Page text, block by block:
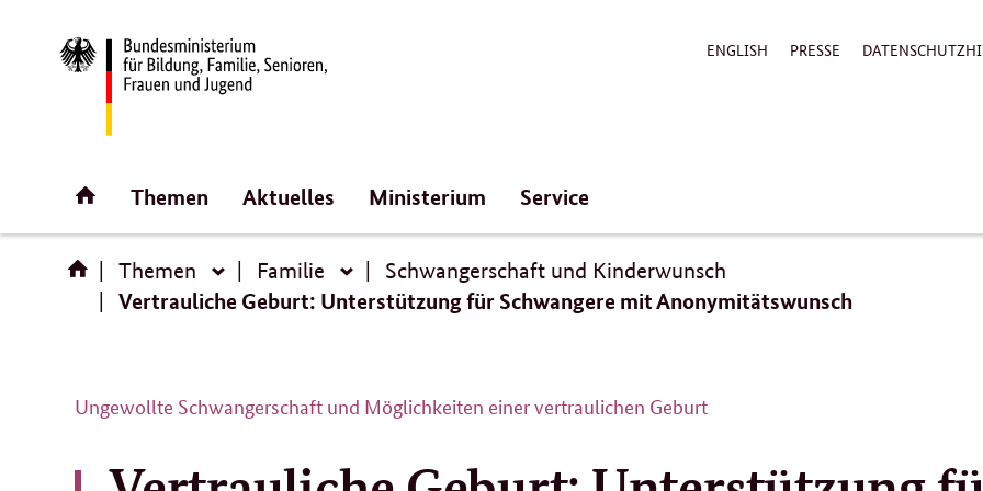
Direktlink:
ENGLISH PRESSE
Startseite
Themen Aktuelles Ministerium Service
Themen Themen
Familie Familie
Schwangerschaft und Kinderwunsch
Vertrauliche Geburt: Unterstützung für Schwangere mit Anonymitätswunsch
Ungewollte Schwangerschaft und Möglichkeiten einer vertraulichen Geburt